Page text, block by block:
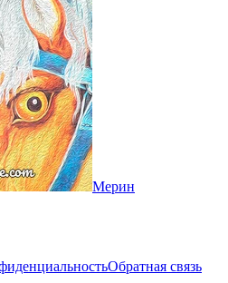
Мерин
Обратная связь